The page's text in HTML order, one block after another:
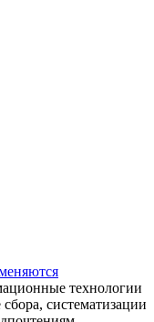
технологии
систематизации